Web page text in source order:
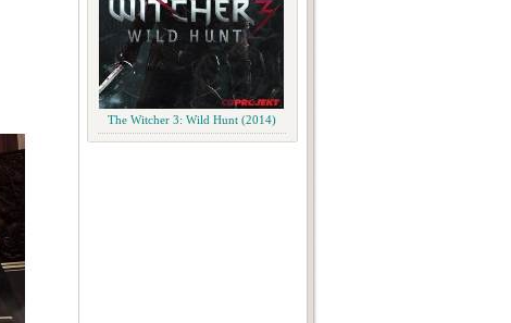
The Witcher 3: Wild Hunt (2014)